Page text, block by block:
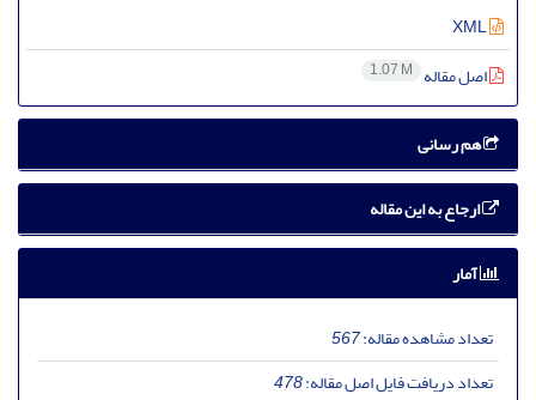
اصل مقاله 1.07 M
هم رسانی
ارجاع به این مقاله
آمار
تعداد مشاهده مقاله:567
تعداد دریافت فایل اصل مقاله:478